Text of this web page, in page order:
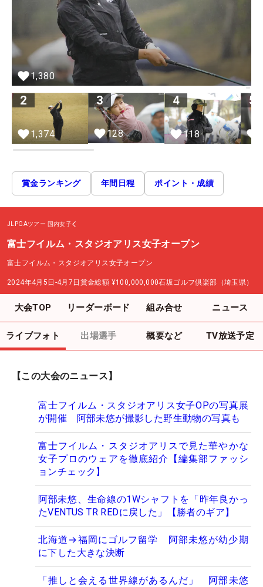
1,380
2
1,374
3
128
4
118
5
賞金ランキング 年間日程 ポイント・成績
JLPGAツアー 国内女子
富士フイルム・スタジオアリス女子オープン
富士フイルム・スタジオアリス女子オープン
2024年4月5日-4月7日 賞金総額 ¥100,000,000石坂ゴルフ倶楽部（埼玉県）
大会TOP リーダーボード 組み合せ ニュース
ライブフォト 出場選手 概要など TV放送予定
【この大会のニュース】
富士フイルム・スタジオアリス女子OPの写真展
が開催 阿部未悠が撮影した野生動物の写真も
富士フイルム・スタジオアリスで見た華やかな
女子プロのウェアを徹底紹介【編集部ファッシ
ョンチェック】
阿部未悠、生命線の1Wシャフトを「昨年良かっ
たVENTUS TR REDに戻した」【勝者のギア】
北海道→福岡にゴルフ留学 阿部未悠が幼少期
に下した大きな決断
「推しと会える世界線があるんだ」 阿部未悠